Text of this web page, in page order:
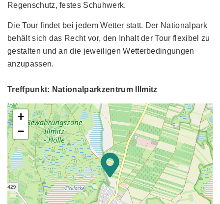
Regenschutz, festes Schuhwerk.
Die Tour findet bei jedem Wetter statt. Der Nationalpark
behält sich das Recht vor, den Inhalt der Tour flexibel zu
gestalten und an die jeweiligen Wetterbedingungen
anzupassen.
Treffpunkt: Nationalparkzentrum Illmitz
+
−